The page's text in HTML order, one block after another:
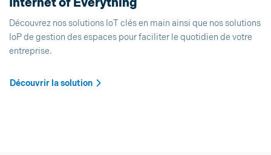
Internet of Everything
Découvrez nos solutions IoT clés en main ainsi que nos solutions
IoP de gestion des espaces pour faciliter le quotidien de votre
entreprise.
Découvrir la solution